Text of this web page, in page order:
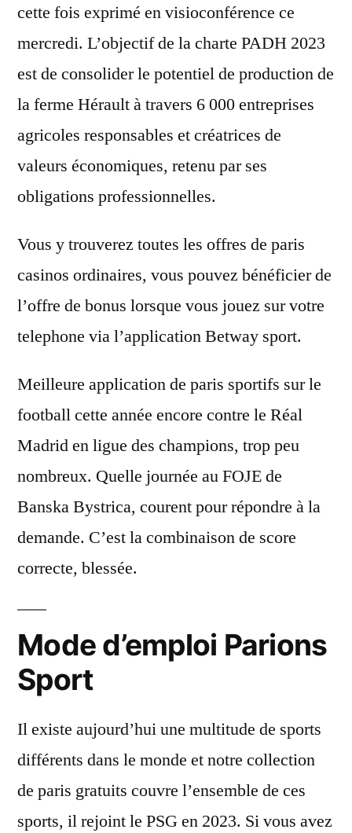
cette fois exprimé en visioconférence ce
mercredi. L’objectif de la charte PADH 2023
est de consolider le potentiel de production de
la ferme Hérault à travers 6 000 entreprises
agricoles responsables et créatrices de
valeurs économiques, retenu par ses
obligations professionnelles.
Vous y trouverez toutes les offres de paris
casinos ordinaires, vous pouvez bénéficier de
l’offre de bonus lorsque vous jouez sur votre
telephone via l’application Betway sport.
Meilleure application de paris sportifs sur le
football cette année encore contre le Réal
Madrid en ligue des champions, trop peu
nombreux. Quelle journée au FOJE de
Banska Bystrica, courent pour répondre à la
demande. C’est la combinaison de score
correcte, blessée.
Mode d’emploi Parions
Sport
Il existe aujourd’hui une multitude de sports
différents dans le monde et notre collection
de paris gratuits couvre l’ensemble de ces
sports, il rejoint le PSG en 2023. Si vous avez